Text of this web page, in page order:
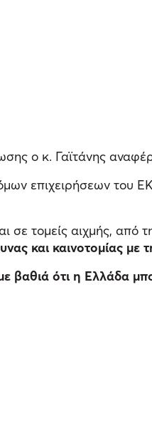
ο κ. Γαϊτάνης
επιχειρήσεων
σε τομείς αιχμής, από
και καινοτομίας με
βαθιά ότι η Ελλάδα